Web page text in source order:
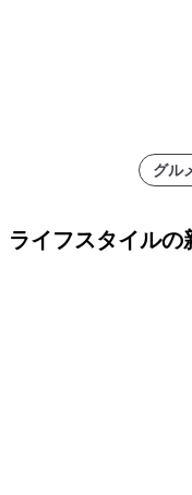
グル
ライフスタイルの